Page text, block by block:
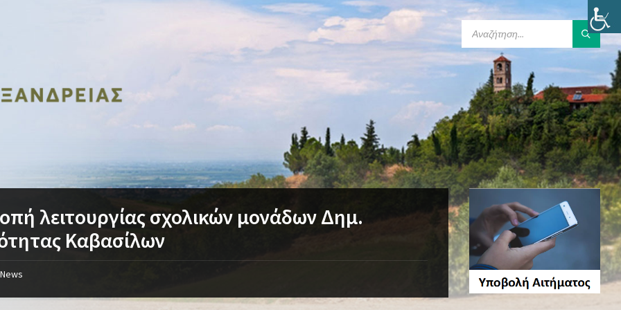
λειτουργίας σχολικών μονάδων Δημ.
Καβασίλων
News